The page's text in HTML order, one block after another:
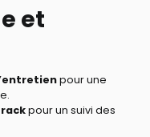
et
pour une
pour un suivi des